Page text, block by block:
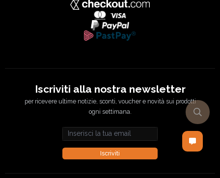
Iscriviti alla nostra newsletter
per ricevere ultime notizie, sconti, voucher e novità sui prodotti
ogni settimana.
Email address
Iscriviti